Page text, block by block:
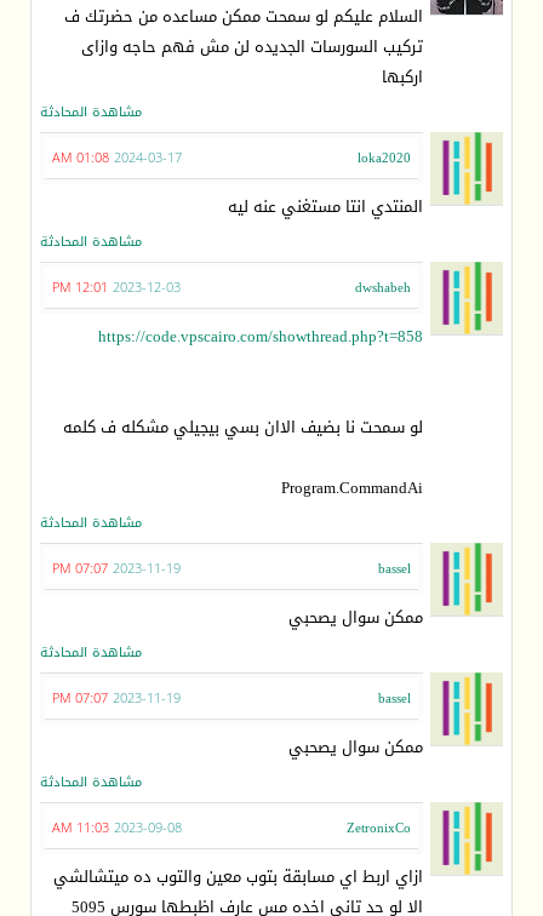
السلام عليكم لو سمحت ممكن مساعده من حضرتك ف
تركيب السورسات الجديده لن مش فهم حاجه وازاى
اركبها
مشاهدة المحادثة
2024-03-17
01:08 AM loka2020
المنتدي انتا مستغني عنه ليه
مشاهدة المحادثة
2023-12-03
12:01 PM dwshabeh
https://code.vpscairo.com/showthread.php?t=858
لو سمحت نا بضيف الاان بسي بيجيلي مشكله ف كلمه
Program.CommandAi
مشاهدة المحادثة
2023-11-19
07:07 PM bassel
ممكن سوال يصحبي
مشاهدة المحادثة
2023-11-19
07:07 PM bassel
ممكن سوال يصحبي
مشاهدة المحادثة
2023-09-08
11:03 AM ZetronixCo
ازاي اربط اي مسابقة بتوب معين والتوب ده ميتشالشي
الا لو حد تاني اخده مس عارف اظبطها سورس 5095